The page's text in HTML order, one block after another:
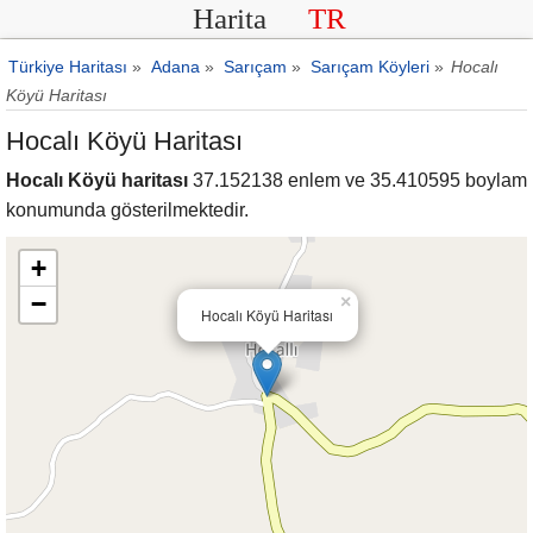
Harita TR
Türkiye Haritası » Adana » Sarıçam » Sarıçam Köyleri » Hocalı
Köyü Haritası
Hocalı Köyü Haritası
Hocalı Köyü haritası 37.152138 enlem ve 35.410595 boylam
konumunda gösterilmektedir.
Hocalı Köyü Haritası
×
+
−